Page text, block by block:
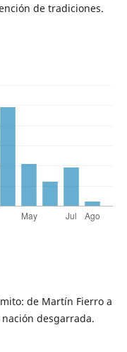
de tradiciones.
de Martín Fierro a
desgarrada.